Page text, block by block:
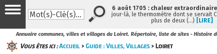
Annuaire communes, villes et villages du Loiret. Répertoire, liste de sites - Histoire
Vous êtes ici :Accueil >Guide : Villes, Villages > Loiret
6 août 1705 : chaleur
jour-là, le thermomètre dont se servait
plus de deux (…) [LIRE]